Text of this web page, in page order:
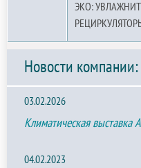
ЭКО:
Новости компании:
03.02.2026
Климатическая выставка
04.02.2023